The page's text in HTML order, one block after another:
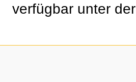
verfügbar unter der